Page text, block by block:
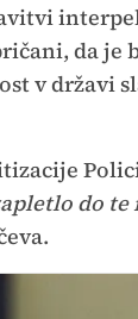
da
v državi
do te